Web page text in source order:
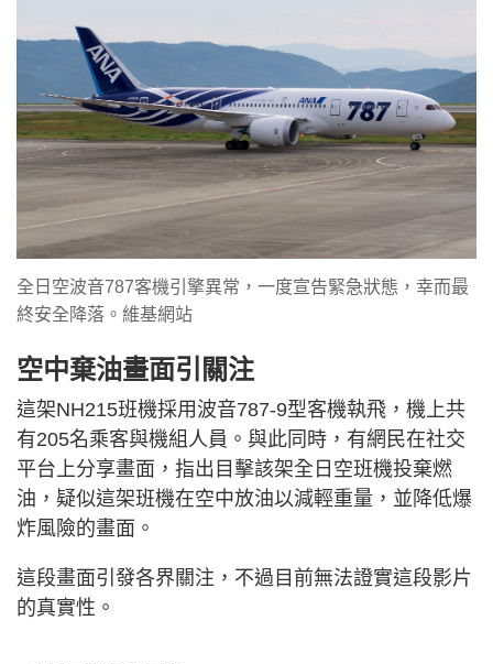
全日空波音787客機引擎異常，一度宣告緊急狀態，幸而最
終安全降落。維基網站
空中棄油畫面引關注
這架NH215班機採用波音787-9型客機執飛，機上共
有205名乘客與機組人員。與此同時，有網民在社交
平台上分享畫面，指出目擊該架全日空班機投棄燃
油，疑似這架班機在空中放油以減輕重量，並降低爆
炸風險的畫面。
這段畫面引發各界關注，不過目前無法證實這段影片
的真實性。